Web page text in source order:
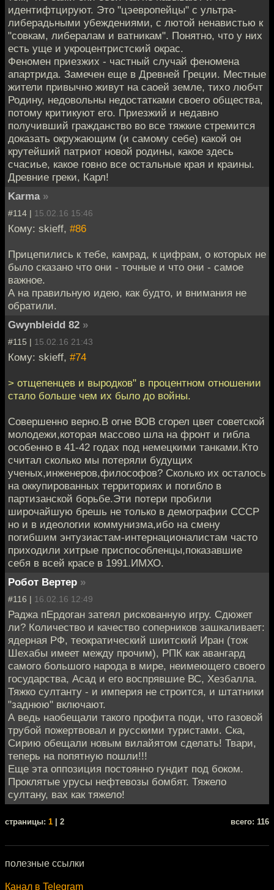
идентифтцируют. Это "цэевропейцы" с ультра-
либерадьными убеждениями, с лютой ненавистью к
"совкам, либералам и ватникам". Понятно, что у них
есть уще и укроцентристский окрас.
Феномен приезжих - частный случай феномена
апартрида. Замечен еще в Древней Греции. Местные
жители привычно живут на саоей земле, тихо любчт
Родину, недовольны недостатками своего общества,
потому критикуют его. Приезжий и недавно
получивший гражданство во все тяжкие стремится
доказать окружающим (и самому себе) какой он
крутейший патриот новой родины, какое здесь
счасиье, какое говно все остальные края и краины.
Древние греки, Карл!
Karma »
#114 | 15.02.16 15:46
Кому: skieff, #86
Прицепились к тебе, камрад, к цифрам, о которых не
было сказано что они - точные и что они - самое
важное.
А на правильную идею, как будто, и внимания не
обратили.
Gwynbleidd 82 »
#115 | 15.02.16 21:43
Кому: skieff, #74
> отщепенцев и выродков" в процентном отношении
стало больше чем их было до войны.
Совершенно верно.В огне ВОВ сгорел цвет советской
молодежи,которая массово шла на фронт и гибла
особенно в 41-42 годах под немецкими танками.Кто
считал сколько мы потеряли будущих
ученых,инженеров,философов? Сколько их осталось
на оккупированных территориях и погибло в
партизанской борьбе.Эти потери пробили
широчайшую брешь не только в демографии СССР
но и в идеологии коммунизма,ибо на смену
погибшим энтузиастам-интернационалистам часто
приходили хитрые приспособленцы,показавшие
себя в всей красе в 1991.ИМХО.
Робот Вертер »
#116 | 16.02.16 12:49
Раджа пЕрдоган затеял рискованную игру. Сдюжет
ли? Количество и качество соперников зашкаливает:
ядерная РФ, теократический шиитский Иран (тож
Шехабы имеет между прочим), РПК как авангард
самого большого народа в мире, неимеющего своего
государства, Асад и его воспрявшие ВС, Хезбалла.
Тяжко султанту - и империя не строится, и штатники
"заднюю" включают.
А ведь наобещали такого профита поди, что газовой
трубой пожертвовал и русскими туристами. Ска,
Сирию обещали новым вилайятом сделать! Твари,
теперь на попятную пошли!!!
Еще эта оппозиция постоянно гундит под боком.
Проклятые урусы нефтевозы бомбят. Тяжело
султану, вах как тяжело!
cтраницы: 1 | 2 всего: 116
полезные ссылки
Канал в Telegram